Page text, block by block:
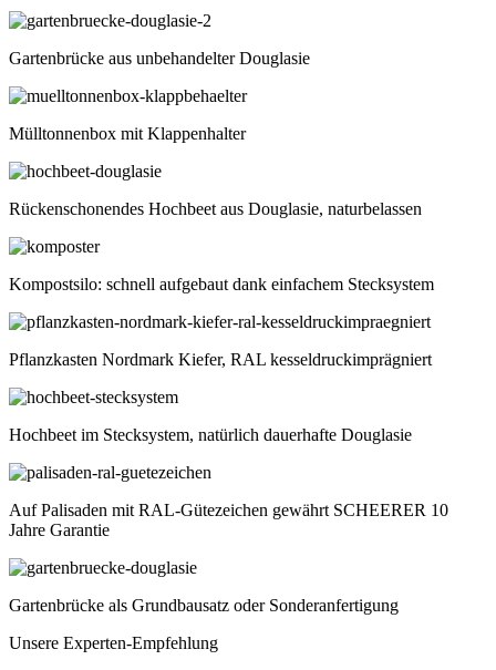
Gartenbrücke aus unbehandelter Douglasie
Mülltonnenbox mit Klappenhalter
Rückenschonendes Hochbeet aus Douglasie, naturbelassen
Kompostsilo: schnell aufgebaut dank einfachem Stecksystem
Pflanzkasten Nordmark Kiefer, RAL kesseldruckimprägniert
Hochbeet im Stecksystem, natürlich dauerhafte Douglasie
Auf Palisaden mit RAL-Gütezeichen gewährt SCHEERER 10
Jahre Garantie
Gartenbrücke als Grundbausatz oder Sonderanfertigung
Unsere Experten-Empfehlung